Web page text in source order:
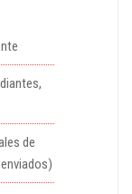
de